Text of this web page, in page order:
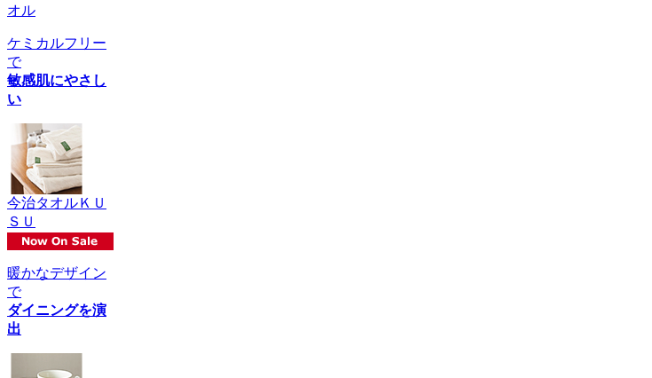
オル
ケミカルフリー
で
敏感肌にやさし
い
今治タオルＫＵ
ＳＵ
暖かなデザイン
で
ダイニングを演
出